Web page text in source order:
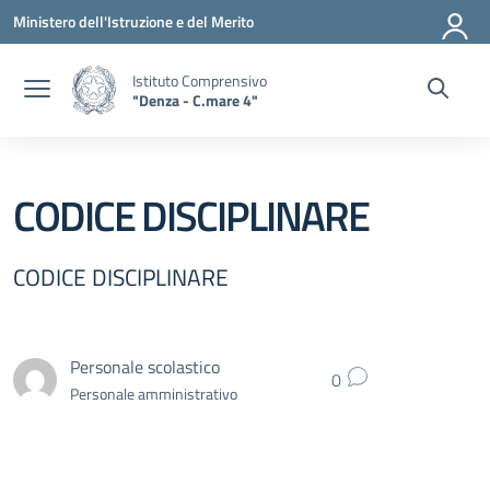
Vai ai contenuti
Vai al menu di navigazione
Vai al footer
Ministero dell'Istruzione e del Merito
Istituto Comprensivo
"Denza - C.mare 4"
CODICE DISCIPLINARE
CODICE DISCIPLINARE
Personale scolastico
Personale amministrativo 0